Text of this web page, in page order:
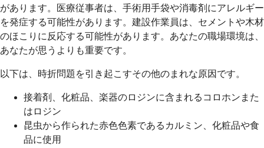
があります。医療従事者は、手術用手袋や消毒剤にアレルギー
を発症する可能性があります。建設作業員は、セメントや木材
のほこりに反応する可能性があります。あなたの職場環境は、
あなたが思うよりも重要です。
以下は、時折問題を引き起こすその他のまれな原因です。
接着剤、化粧品、楽器のロジンに含まれるコロホンまた
はロジン
昆虫から作られた赤色色素であるカルミン、化粧品や食
品に使用